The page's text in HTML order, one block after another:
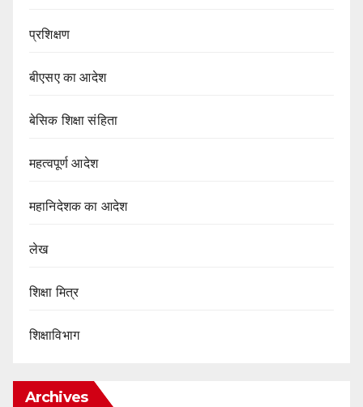
प्रशिक्षण
बीएसए का आदेश
बेसिक शिक्षा संहिता
महत्वपूर्ण आदेश
महानिदेशक का आदेश
लेख
शिक्षा मित्र
शिक्षाविभाग
Archives